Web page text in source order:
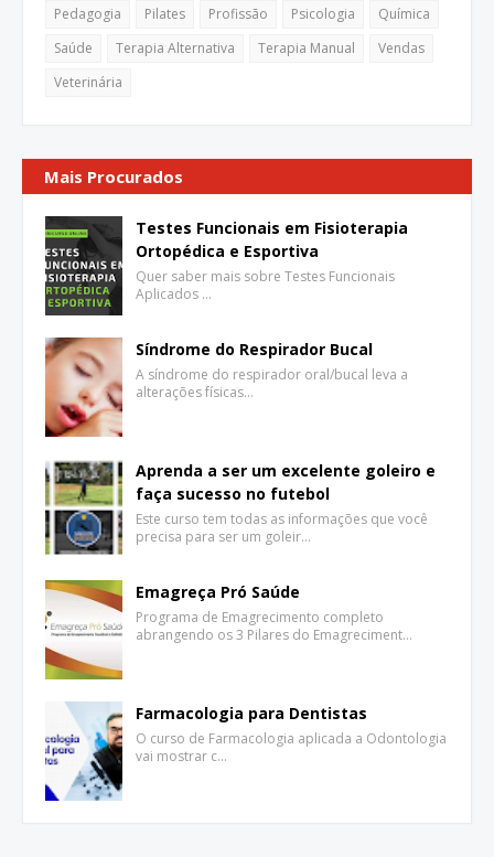
Pedagogia
Pilates Profissão Psicologia
Química
Saúde
Terapia Alternativa Terapia Manual
Vendas
Veterinária
Mais Procurados
Testes Funcionais em Fisioterapia
Ortopédica e Esportiva
Quer saber mais sobre Testes Funcionais
Aplicados …
Síndrome do Respirador Bucal
A síndrome do respirador oral/bucal leva a
alterações físicas…
Aprenda a ser um excelente goleiro e
faça sucesso no futebol
Este curso tem todas as informações que você
precisa para ser um goleir…
Emagreça Pró Saúde
Programa de Emagrecimento completo
abrangendo os 3 Pilares do Emagreciment…
Farmacologia para Dentistas
O curso de Farmacologia aplicada a Odontologia
vai mostrar c…